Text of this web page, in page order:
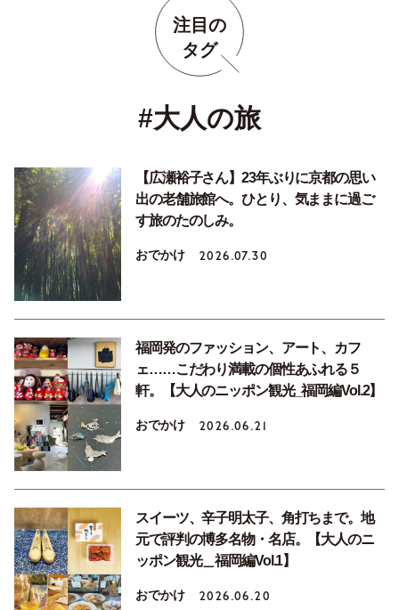
注目の
タグ
#大人の旅
【広瀬裕子さん】23年ぶりに京都の思い
出の老舗旅館へ。ひとり、気ままに過ご
す旅のたのしみ。
おでかけ 2026.07.30
福岡発のファッション、アート、カフ
ェ……こだわり満載の個性あふれる５
軒。【大人のニッポン観光_福岡編Vol.2】
おでかけ 2026.06.21
スイーツ、辛子明太子、角打ちまで。地
元で評判の博多名物・名店。【大人のニ
ッポン観光＿福岡編Vol.1】
おでかけ 2026.06.20